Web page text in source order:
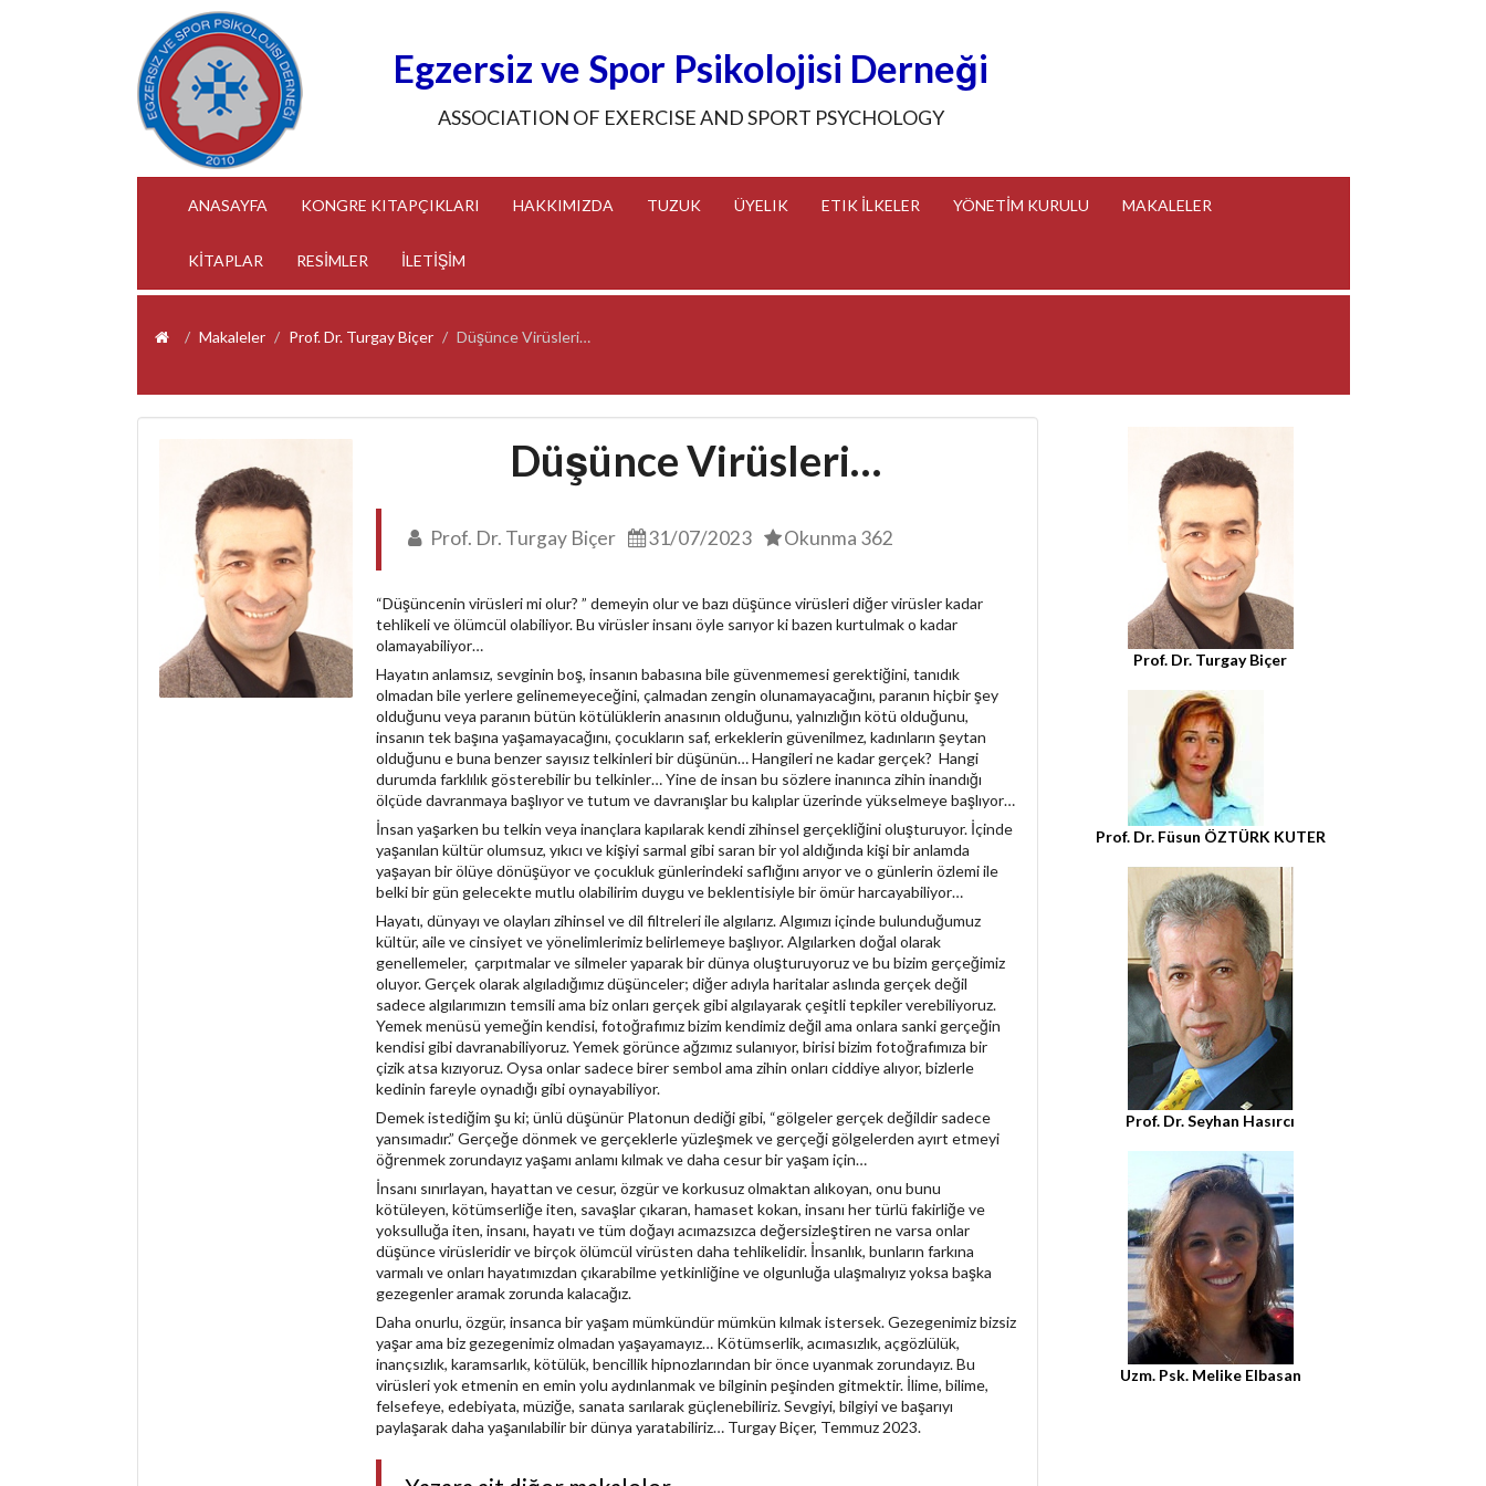
Egzersiz ve Spor Psikolojisi Derneği
ASSOCIATION OF EXERCISE AND SPORT PSYCHOLOGY
ANASAYFA(CURRENT)
KONGRE KITAPÇIKLARI HAKKIMIZDA TUZUK ÜYELIK ETIK İLKELER YÖNETİM KURULU MAKALELER
KİTAPLAR RESİMLER İLETİŞİM
Makaleler Prof. Dr. Turgay Biçer Düşünce Virüsleri…
Düşünce Virüsleri…
Prof. Dr. Turgay Biçer 31/07/2023 Okunma 362
“Düşüncenin virüsleri mi olur? ” demeyin olur ve bazı düşünce virüsleri diğer virüsler kadar
tehlikeli ve ölümcül olabiliyor. Bu virüsler insanı öyle sarıyor ki bazen kurtulmak o kadar
olamayabiliyor…
Hayatın anlamsız, sevginin boş, insanın babasına bile güvenmemesi gerektiğini, tanıdık
olmadan bile yerlere gelinemeyeceğini, çalmadan zengin olunamayacağını, paranın hiçbir şey
olduğunu veya paranın bütün kötülüklerin anasının olduğunu, yalnızlığın kötü olduğunu,
insanın tek başına yaşamayacağını, çocukların saf, erkeklerin güvenilmez, kadınların şeytan
olduğunu e buna benzer sayısız telkinleri bir düşünün… Hangileri ne kadar gerçek? Hangi
durumda farklılık gösterebilir bu telkinler… Yine de insan bu sözlere inanınca zihin inandığı
ölçüde davranmaya başlıyor ve tutum ve davranışlar bu kalıplar üzerinde yükselmeye başlıyor…
İnsan yaşarken bu telkin veya inançlara kapılarak kendi zihinsel gerçekliğini oluşturuyor. İçinde
yaşanılan kültür olumsuz, yıkıcı ve kişiyi sarmal gibi saran bir yol aldığında kişi bir anlamda
yaşayan bir ölüye dönüşüyor ve çocukluk günlerindeki saflığını arıyor ve o günlerin özlemi ile
belki bir gün gelecekte mutlu olabilirim duygu ve beklentisiyle bir ömür harcayabiliyor…
Hayatı, dünyayı ve olayları zihinsel ve dil filtreleri ile algılarız. Algımızı içinde bulunduğumuz
kültür, aile ve cinsiyet ve yönelimlerimiz belirlemeye başlıyor. Algılarken doğal olarak
genellemeler, çarpıtmalar ve silmeler yaparak bir dünya oluşturuyoruz ve bu bizim gerçeğimiz
oluyor. Gerçek olarak algıladığımız düşünceler; diğer adıyla haritalar aslında gerçek değil
sadece algılarımızın temsili ama biz onları gerçek gibi algılayarak çeşitli tepkiler verebiliyoruz.
Yemek menüsü yemeğin kendisi, fotoğrafımız bizim kendimiz değil ama onlara sanki gerçeğin
kendisi gibi davranabiliyoruz. Yemek görünce ağzımız sulanıyor, birisi bizim fotoğrafımıza bir
çizik atsa kızıyoruz. Oysa onlar sadece birer sembol ama zihin onları ciddiye alıyor, bizlerle
kedinin fareyle oynadığı gibi oynayabiliyor.
Demek istediğim şu ki; ünlü düşünür Platonun dediği gibi, “gölgeler gerçek değildir sadece
yansımadır.” Gerçeğe dönmek ve gerçeklerle yüzleşmek ve gerçeği gölgelerden ayırt etmeyi
öğrenmek zorundayız yaşamı anlamı kılmak ve daha cesur bir yaşam için…
İnsanı sınırlayan, hayattan ve cesur, özgür ve korkusuz olmaktan alıkoyan, onu bunu
kötüleyen, kötümserliğe iten, savaşlar çıkaran, hamaset kokan, insanı her türlü fakirliğe ve
yoksulluğa iten, insanı, hayatı ve tüm doğayı acımazsızca değersizleştiren ne varsa onlar
düşünce virüsleridir ve birçok ölümcül virüsten daha tehlikelidir. İnsanlık, bunların farkına
varmalı ve onları hayatımızdan çıkarabilme yetkinliğine ve olgunluğa ulaşmalıyız yoksa başka
gezegenler aramak zorunda kalacağız.
Daha onurlu, özgür, insanca bir yaşam mümkündür mümkün kılmak istersek. Gezegenimiz bizsiz
yaşar ama biz gezegenimiz olmadan yaşayamayız… Kötümserlik, acımasızlık, açgözlülük,
inançsızlık, karamsarlık, kötülük, bencillik hipnozlarından bir önce uyanmak zorundayız. Bu
virüsleri yok etmenin en emin yolu aydınlanmak ve bilginin peşinden gitmektir. İlime, bilime,
felsefeye, edebiyata, müziğe, sanata sarılarak güçlenebiliriz. Sevgiyi, bilgiyi ve başarıyı
paylaşarak daha yaşanılabilir bir dünya yaratabiliriz… Turgay Biçer, Temmuz 2023.
Prof. Dr. Turgay Biçer
Prof. Dr. Füsun ÖZTÜRK KUTER
Prof. Dr. Seyhan Hasırcı
Uzm. Psk. Melike Elbasan